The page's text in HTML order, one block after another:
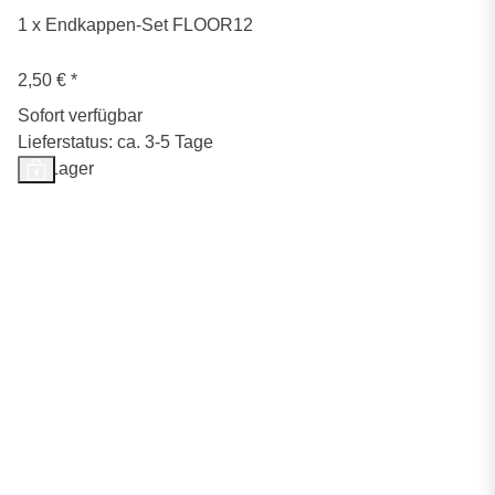
1 x Endkappen-Set FLOOR12
2,50 € *
Sofort verfügbar
Lieferstatus: ca. 3-5 Tage
Auf Lager